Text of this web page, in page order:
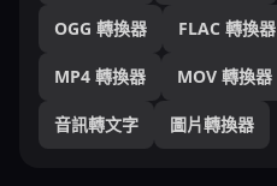
OGG 轉換器 FLAC 轉換器
MP4 轉換器 MOV 轉換器
音訊轉文字 圖片轉換器